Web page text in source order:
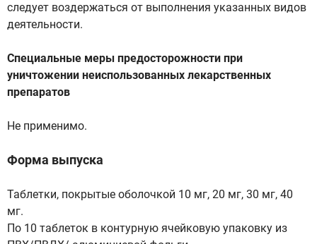
следует воздержаться от выполнения указанных видов
деятельности.
Специальные меры предосторожности при
уничтожении неиспользованных лекарственных
препаратов
Не применимо.
Форма выпуска
Таблетки, покрытые оболочкой 10 мг, 20 мг, 30 мг, 40
мг.
По 10 таблеток в контурную ячейковую упаковку из